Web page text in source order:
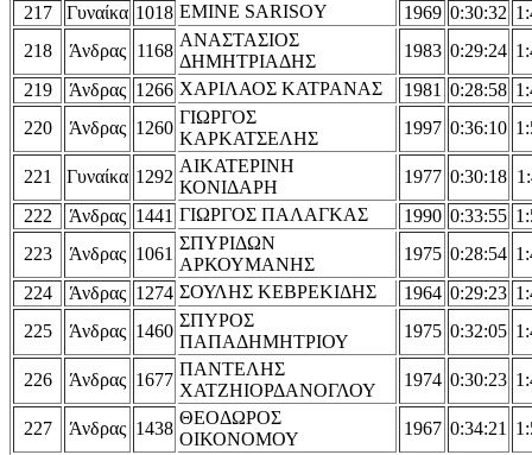
217
Γυναίκα 1018 EMINE SARISOY 1969 0:30:32
218
Άνδρας 1168
ΑΝΑΣΤΑΣΙΟΣ
ΔΗΜΗΤΡΙΑΔΗΣ
1983 0:29:24
219
Άνδρας 1266 ΧΑΡΙΛΑΟΣ ΚΑΤΡΑΝΑΣ 1981 0:28:58
220
Άνδρας 1260
ΓΙΩΡΓΟΣ
ΚΑΡΚΑΤΣΕΛΗΣ
1997 0:36:10
221 Γυναίκα 1292
ΑΙΚΑΤΕΡΙΝΗ
ΚΟΝΙΔΑΡΗ
1977 0:30:18
222
Άνδρας 1441 ΓΙΩΡΓΟΣ ΠΑΛΑΓΚΑΣ 1990 0:33:55
223
Άνδρας 1061
ΣΠΥΡΙΔΩΝ
ΑΡΚΟΥΜΑΝΗΣ
1975 0:28:54
224
Άνδρας 1274 ΣΟΥΛΗΣ ΚΕΒΡΕΚΙΔΗΣ 1964 0:29:23
225
Άνδρας 1460
ΣΠΥΡΟΣ
ΠΑΠΑΔΗΜΗΤΡΙΟΥ
1975 0:32:05
226 Άνδρας 1677
ΠΑΝΤΕΛΗΣ
ΧΑΤΖΗΙΟΡΔΑΝΟΓΛΟΥ
1974 0:30:23
227 Άνδρας 1438
ΘΕΟΔΩΡΟΣ
ΟΙΚΟΝΟΜΟΥ
1967 0:34:21